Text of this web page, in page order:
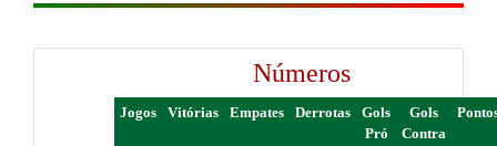
Números
Jogos Vitórias Empates Derrotas
Gols
Pró
Gols
Contra